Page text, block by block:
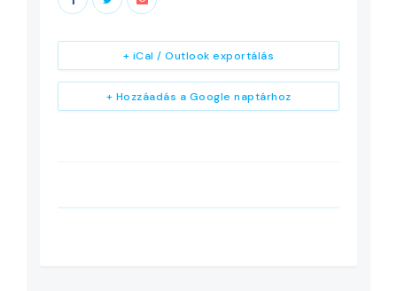
+ Hozzáadás a Google naptárhoz
+ iCal / Outlook exportálás